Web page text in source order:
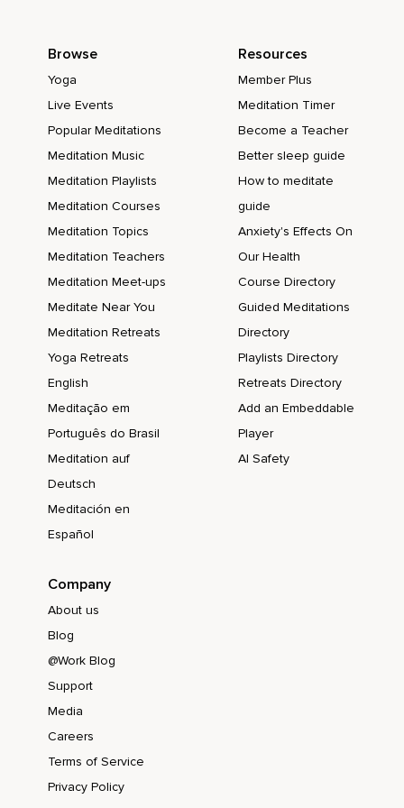
Il n'y a plus rien à faire,
Rien à penser,
Tu peux t'endormir profondément,
Paisiblement,
Je reste avec toi pendant que tu t'abandonnes au sommeil.
Browse
Yoga
Live Events
Popular Meditations
Meditation Music
Meditation Playlists
Meditation Courses
Meditation Topics
Meditation Teachers
Meditation Meet-ups
Meditate Near You
Meditation Retreats
Yoga Retreats
English
Meditação em
Português do Brasil
Meditation auf
Deutsch
Meditación en
Español
Resources
Member Plus
Meditation Timer
Become a Teacher
Better sleep guide
How to meditate
guide
Anxiety's Effects On
Our Health
Course Directory
Guided Meditations
Directory
Playlists Directory
Retreats Directory
Add an Embeddable
Player
AI Safety
Company
About us
Blog
@Work Blog
Support
Media
Careers
Terms of Service
Privacy Policy